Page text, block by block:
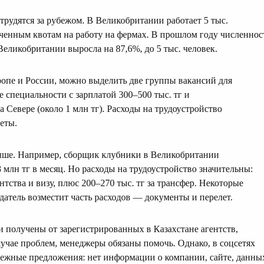
за рубежом. В Великобритании работает 5 тыс.
квотам на работу на фермах. В прошлом году
выросла на 87,6%, до 5 тыс. человек.
и России, можно выделить две группы вакансий для
специальности с зарплатой 300–500 тыс. тг и
(около 1 млн тг). Расходы на трудоустройство
Например, сборщик клубники в Великобритании
млн тг в месяц. Но расходы на трудоустройство значительны:
и визу, плюс 200–270 тыс. тг за трансфер. Некоторые
возместит часть расходов — документы и перелет.
от зарегистрированных в Казахстане агентств,
проблем, менеджеры обязаны помочь. Однако, в соцсетях
предложения: нет информации о компании, сайте,